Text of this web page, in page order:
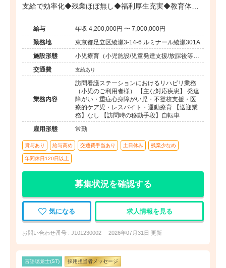
支給で効率化◆残業ほぼ無し◆福利厚生充実◆教育体制
給与
年収 4,200,000円 〜 7,000,000円
勤務地
東京都足立区綾瀬3-14-6 ルミナール綾瀬301A
施設形態
小児療育（小児施設/児童発達支援/放課後等デ
イサービス）
交通費 支給あり
業務内容
訪問看護ステーションにおけるリハビリ業務
（小児のご利用者様） 【主な対応疾患】 発達
障がい・重症心身障がい児・不登校支援・医
療的ケア児・レスパイト・運動療育 【送迎業
務】なし 【訪問時の移動手段】自転車
雇用形態
常勤
賞与あり 給与高め 交通費手当あり 土日休み 残業少なめ
年間休日120日以上
募集状況を確認する
気になる 求人情報を見る
お問い合わせ番号 : J101230002 2026年07月31日 更新
言語聴覚士(ST) 採用担当者メッセージ